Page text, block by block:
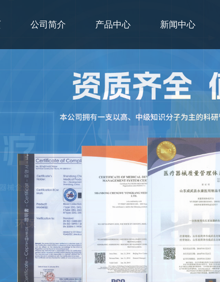
公司简介 产品中心 新闻中心